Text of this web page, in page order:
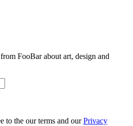
FooBar about art, design and
to the our terms and ourPrivacy